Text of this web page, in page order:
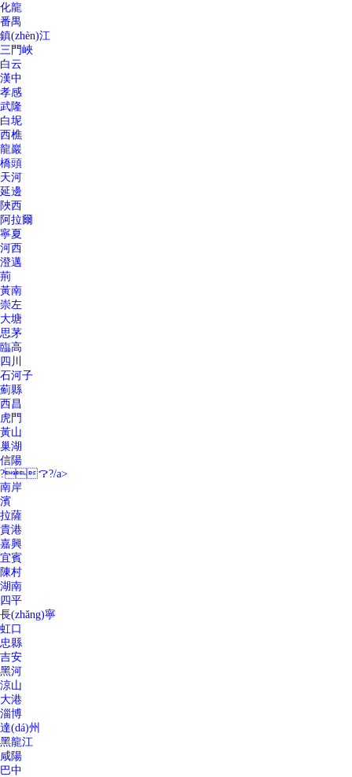
化龍
番禺
鎮(zhèn)江
三門峽
白云
漢中
孝感
武隆
白坭
西樵
龍巖
橋頭
天河
延邊
陜西
阿拉爾
寧夏
河西
澄邁
荊
黃南
崇左
大塘
思茅
臨高
四川
石河子
薊縣
西昌
虎門
黃山
巢湖
信陽
?？?/a>
南岸
濱
拉薩
貴港
嘉興
宜賓
陳村
湖南
四平
長(zhǎng)寧
虹口
忠縣
吉安
黑河
涼山
大港
淄博
達(dá)州
黑龍江
咸陽
巴中